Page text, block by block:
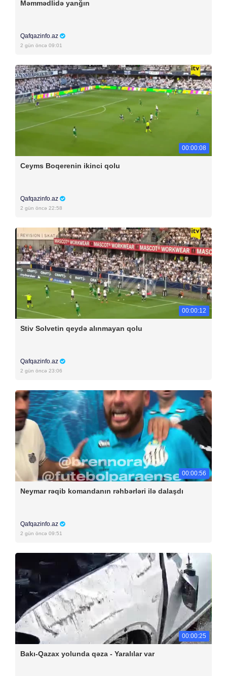
Məmmədlidə yanğın
Qafqazinfo.az
2 gün öncə 09:01
00:00:08
Ceyms Boqerenin ikinci qolu
Qafqazinfo.az
2 gün öncə 22:58
00:00:12
Stiv Solvetin qeydə alınmayan qolu
Qafqazinfo.az
2 gün öncə 23:06
00:00:56
Neymar rəqib komandanın rəhbərləri ilə dalaşdı
Qafqazinfo.az
2 gün öncə 09:51
00:00:25
Bakı-Qazax yolunda qəza - Yaralılar var